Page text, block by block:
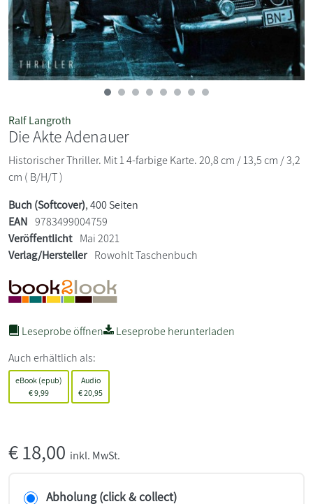
Ralf Langroth
Die Akte Adenauer
Historischer Thriller. Mit 1 4-farbige Karte. 20,8 cm / 13,5 cm / 3,2
cm ( B/H/T )
Buch (Softcover), 400 Seiten
EAN 9783499004759
Veröffentlicht Mai 2021
Verlag/Hersteller Rowohlt Taschenbuch
Leseprobe öffnen
Leseprobe herunterladen
Auch erhältlich als:
eBook (epub)
€9,99
Audio
€20,95
€18,00 inkl. MwSt.
Abholung (click & collect)